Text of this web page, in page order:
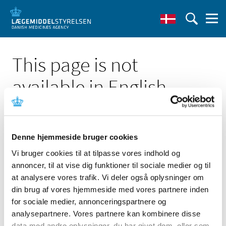
Denne hjemmeside bruger cookies
Vi bruger cookies til at tilpasse vores indhold og
annoncer, til at vise dig funktioner til sociale medier og til
at analysere vores trafik. Vi deler også oplysninger om
din brug af vores hjemmeside med vores partnere inden
for sociale medier, annonceringspartnere og
analysepartnere. Vores partnere kan kombinere disse
This page is not
available in English
Click here to see the Danish page 'CTR - de tekniske
forskrifter for indberetning'
Go to English frontpage